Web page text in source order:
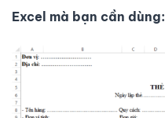
Excel mà bạn cần dùng: